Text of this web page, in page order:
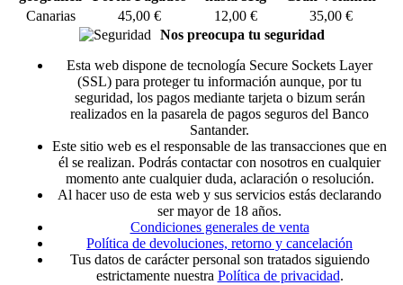
Canarias
45,00 € 12,00 €
35,00 €
Nos preocupa tu seguridad
Esta web dispone de tecnología Secure Sockets Layer
(SSL) para proteger tu información aunque, por tu
seguridad, los pagos mediante tarjeta o bizum serán
realizados en la pasarela de pagos seguros del Banco
Santander.
Este sitio web es el responsable de las transacciones que en
él se realizan. Podrás contactar con nosotros en cualquier
momento ante cualquier duda, aclaración o resolución.
Al hacer uso de esta web y sus servicios estás declarando
ser mayor de 18 años.
Condiciones generales de venta
Política de devoluciones, retorno y cancelación
Tus datos de carácter personal son tratados siguiendo
estrictamente nuestra Política de privacidad.